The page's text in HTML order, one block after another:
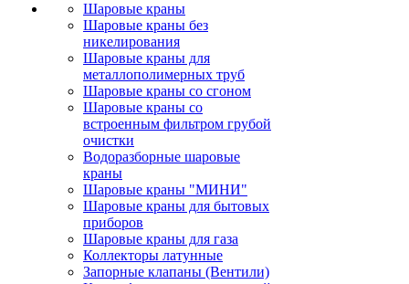
Шаровые краны
Шаровые краны без
никелирования
Шаровые краны для
металлополимерных труб
Шаровые краны со сгоном
Шаровые краны со
встроенным фильтром грубой
очистки
Водоразборные шаровые
краны
Шаровые краны "МИНИ"
Шаровые краны для бытовых
приборов
Шаровые краны для газа
Коллекторы латунные
Запорные клапаны (Вентили)